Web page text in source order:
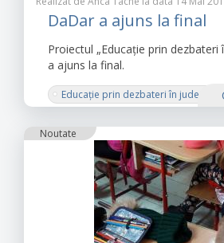
DaDar a ajuns la final
Proiectul „Educație prin dezbateri
a ajuns la final.
Educație prin dezbateri în județul
Institutul pentru Dezvoltarea
dezbateri
discriminarea de
egalitate de șanse pe piața muncii
egalitate de șanse în politică
Noutate